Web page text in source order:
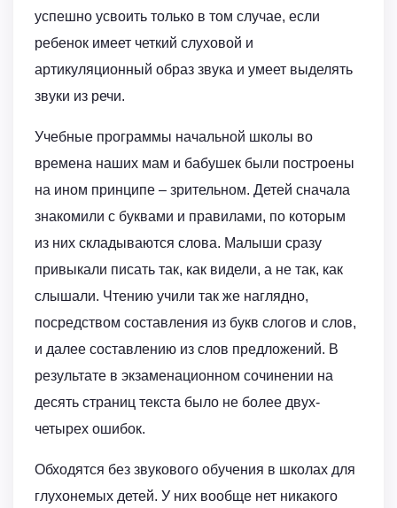
успешно усвоить только в том случае, если
ребенок имеет четкий слуховой и
артикуляционный образ звука и умеет выделять
звуки из речи.
Учебные программы начальной школы во
времена наших мам и бабушек были построены
на ином принципе – зрительном. Детей сначала
знакомили с буквами и правилами, по которым
из них складываются слова. Малыши сразу
привыкали писать так, как видели, а не так, как
слышали. Чтению учили так же наглядно,
посредством составления из букв слогов и слов,
и далее составлению из слов предложений. В
результате в экзаменационном сочинении на
десять страниц текста было не более двух-
четырех ошибок.
Обходятся без звукового обучения в школах для
глухонемых детей. У них вообще нет никакого